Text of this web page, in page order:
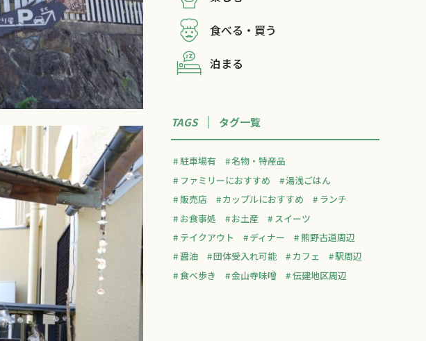
食べる・買う
泊まる
TAGS タグ一覧
駐車場有
名物・特産品
ファミリーにおすすめ
湯浅ごはん
販売店
カップルにおすすめ
ランチ
お食事処
お土産
スイーツ
テイクアウト
ディナー
熊野古道周辺
醤油
団体受入れ可能 カフェ
駅周辺
食べ歩き
金山寺味噌 伝建地区周辺